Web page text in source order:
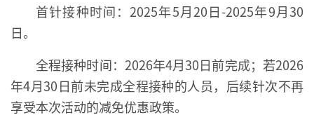
首针接种时间：2025年5月20日-2025年9月30
日。
全程接种时间：2026年4月30日前完成；若2026
年4月30日前未完成全程接种的人员，后续针次不再
享受本次活动的减免优惠政策。